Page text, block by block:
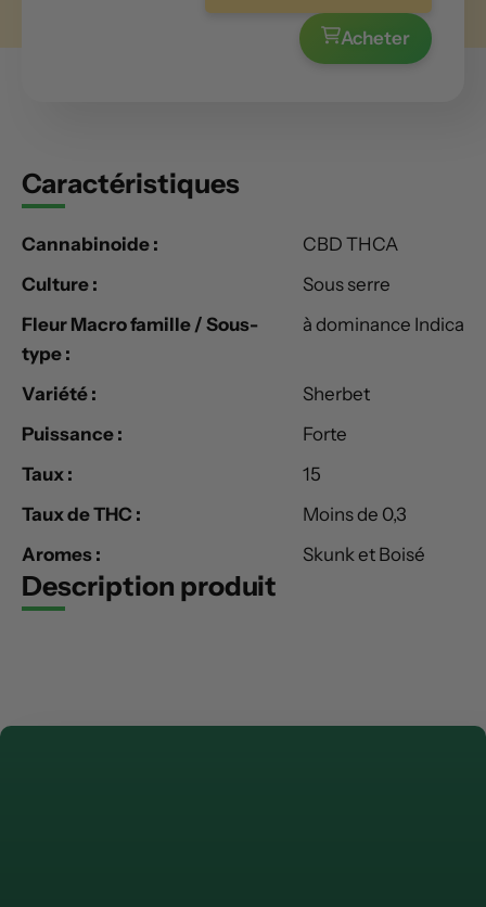
Acheter
Caractéristiques
Cannabinoide :
CBD THCA
Culture :
Sous serre
Fleur Macro famille / Sous-
type :
à dominance Indica
Variété :
Sherbet
Puissance :
Forte
Taux :
15
Taux de THC :
Moins de 0,3
Aromes :
Skunk et Boisé
Description produit